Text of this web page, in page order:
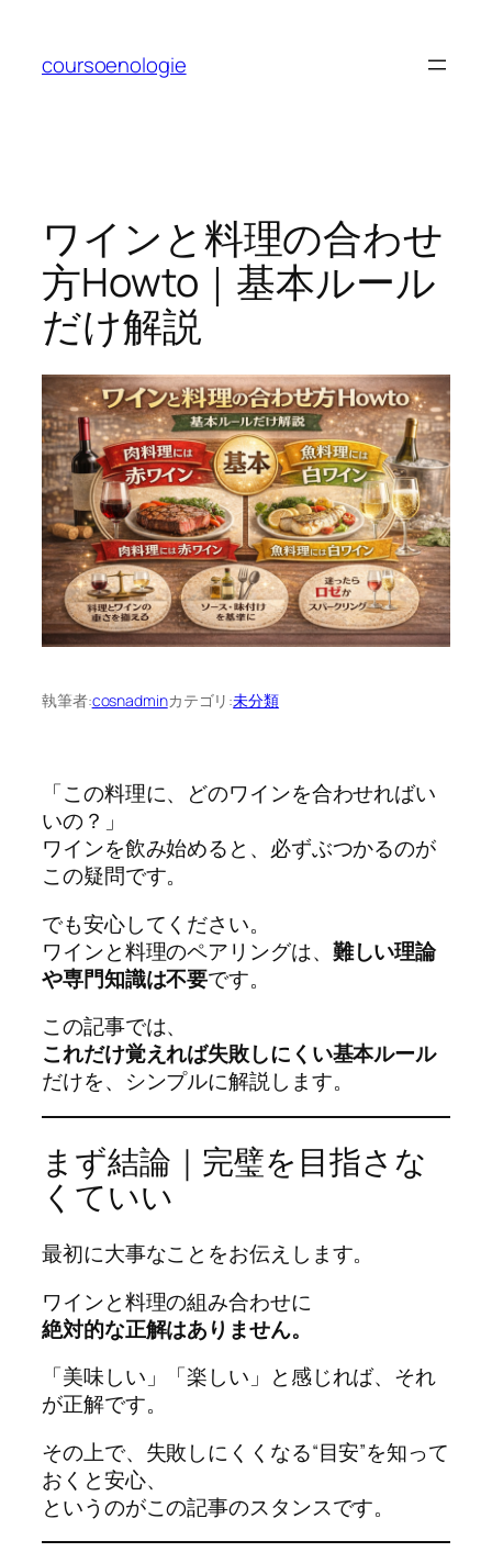
coursoenologie
ワインと料理の合わせ
方Howto｜基本ルール
だけ解説
執筆者:cosnadminカテゴリ:未分類
「この料理に、どのワインを合わせればい
いの？」
ワインを飲み始めると、必ずぶつかるのが
この疑問です。
でも安心してください。
ワインと料理のペアリングは、 難しい理論
や専門知識は不要です。
この記事では、
これだけ覚えれば失敗しにくい基本ルール
だけを、シンプルに解説します。
まず結論｜完璧を目指さな
くていい
最初に大事なことをお伝えします。
ワインと料理の組み合わせに
絶対的な正解はありません。
「美味しい」「楽しい」と感じれば、それ
が正解です。
その上で、失敗しにくくなる“目安”を知って
おくと安心、
というのがこの記事のスタンスです。